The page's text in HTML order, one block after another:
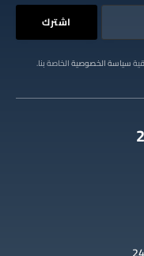
سياسة الخصوصيةالخاصة بنا.